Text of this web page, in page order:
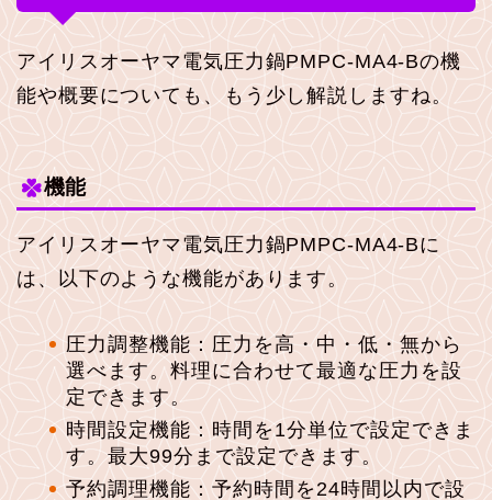
アイリスオーヤマ電気圧力鍋PMPC-MA4-Bの機
能や概要についても、もう少し解説しますね。
機能
アイリスオーヤマ電気圧力鍋PMPC-MA4-Bに
は、以下のような機能があります。
圧力調整機能：圧力を高・中・低・無から
選べます。料理に合わせて最適な圧力を設
定できます。
時間設定機能：時間を1分単位で設定できま
す。最大99分まで設定できます。
予約調理機能：予約時間を24時間以内で設